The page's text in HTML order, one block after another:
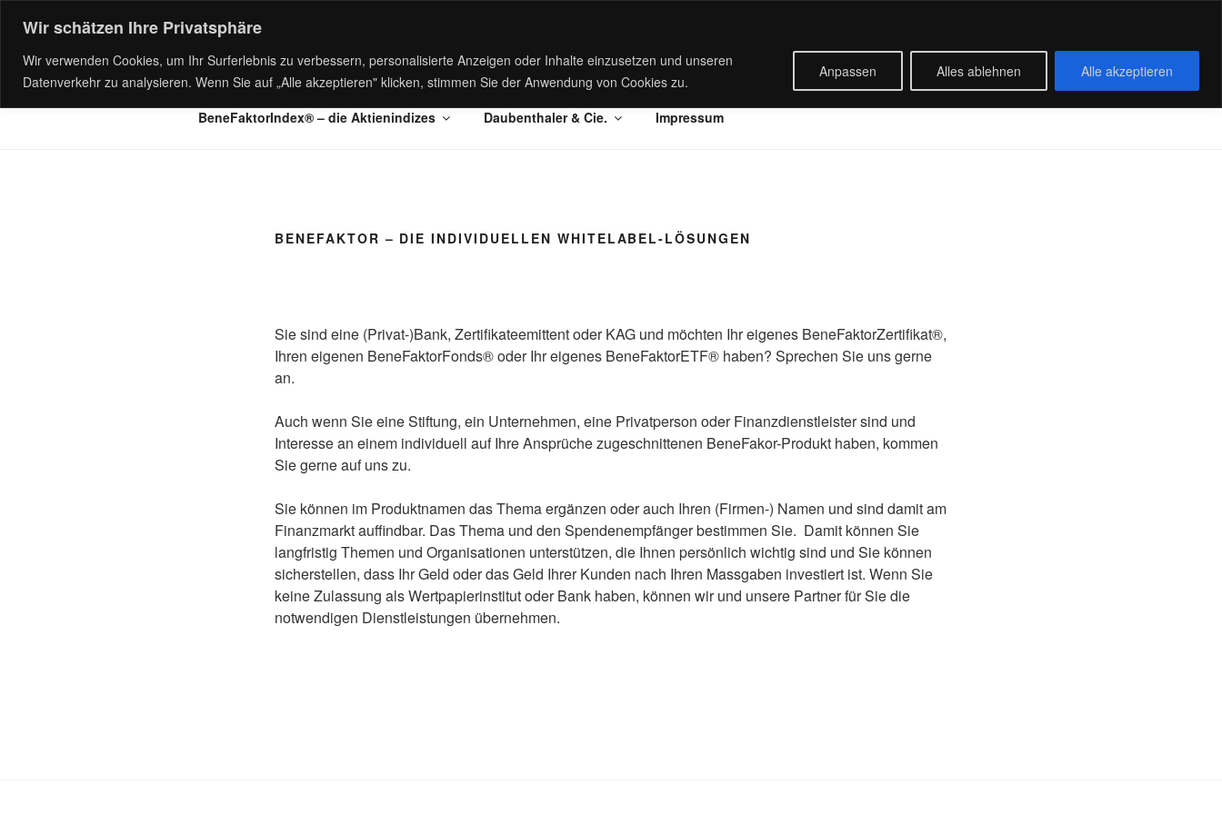
Wir schätzen Ihre Privatsphäre
Wir verwenden Cookies, um Ihr Surferlebnis zu verbessern, personalisierte Anzeigen oder Inhalte einzusetzen und unseren
Datenverkehr zu analysieren. Wenn Sie auf „Alle akzeptieren" klicken, stimmen Sie der Anwendung von Cookies zu.
Anpassen Alles ablehnen Alle akzeptieren
Inhalt
springen
DAUBENTHALER & CIE. GMBH
BeneFaktor – die Idee BeneFaktor – die individuellen WhiteLabel-Lösungen
BeneFaktorIndex® – die Aktienindizes Daubenthaler & Cie. Impressum
BENEFAKTOR – DIE INDIVIDUELLEN WHITELABEL-LÖSUNGEN
Sie sind eine (Privat-)Bank, Zertifikateemittent oder KAG und möchten Ihr eigenes BeneFaktorZertifikat®,
Ihren eigenen BeneFaktorFonds® oder Ihr eigenes BeneFaktorETF® haben? Sprechen Sie uns gerne
an.
Auch wenn Sie eine Stiftung, ein Unternehmen, eine Privatperson oder Finanzdienstleister sind und
Interesse an einem individuell auf Ihre Ansprüche zugeschnittenen BeneFakor-Produkt haben, kommen
Sie gerne auf uns zu.
Sie können im Produktnamen das Thema ergänzen oder auch Ihren (Firmen-) Namen und sind damit am
Finanzmarkt auffindbar. Das Thema und den Spendenempfänger bestimmen Sie. Damit können Sie
langfristig Themen und Organisationen unterstützen, die Ihnen persönlich wichtig sind und Sie können
sicherstellen, dass Ihr Geld oder das Geld Ihrer Kunden nach Ihren Massgaben investiert ist. Wenn Sie
keine Zulassung als Wertpapierinstitut oder Bank haben, können wir und unsere Partner für Sie die
notwendigen Dienstleistungen übernehmen.